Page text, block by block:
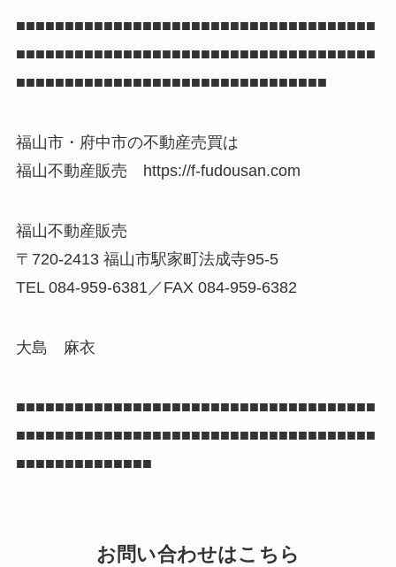
■■■■■■■■■■■■■■■■■■■■■■■■■■■■■■■■■■■■■
■■■■■■■■■■■■■■■■■■■■■■■■■■■■■■■■■■■■■
■■■■■■■■■■■■■■■■■■■■■■■■■■■■■■■■
福山市・府中市の不動産売買は
福山不動産販売 https://f-fudousan.com
福山不動産販売
〒720-2413 福山市駅家町法成寺95-5
TEL 084-959-6381／FAX 084-959-6382
大島 麻衣
■■■■■■■■■■■■■■■■■■■■■■■■■■■■■■■■■■■■■
■■■■■■■■■■■■■■■■■■■■■■■■■■■■■■■■■■■■■
■■■■■■■■■■■■■■
お問い合わせはこちら